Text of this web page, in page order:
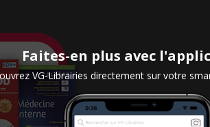
Faites-en plus avec
VG-Librairies directement sur votre